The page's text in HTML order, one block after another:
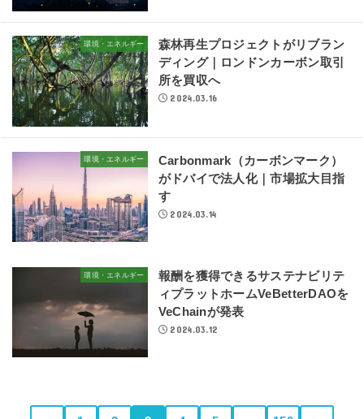
環境・エネルギー
森林再生プロジェクトがリブラン
ディング｜ロンドンカーボン取引
所を買収へ
2024.03.16
環境・エネルギー
Carbonmark（カーボンマーク）
がドバイで法人化｜市場拡大目指
す
2024.03.14
環境・エネルギー
報酬を獲得できるサステナビリテ
ィプラットホームVeBetterDAOを
VeChainが発表
2024.03.12